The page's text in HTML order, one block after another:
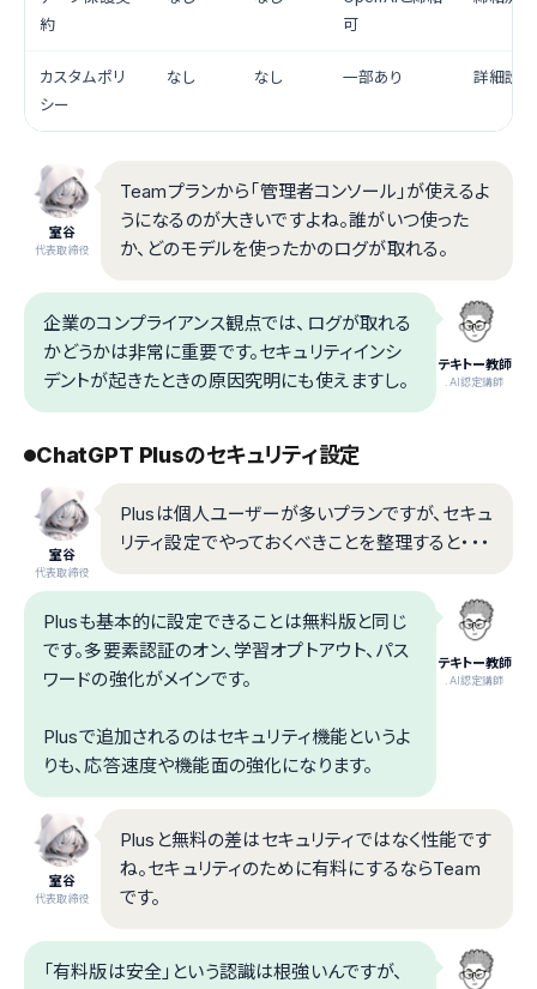
約
可
カスタムポリ
シー
なし なし 一部あり 詳細設
室谷
代表取締役
Teamプランから「管理者コンソール」が使えるよ
うになるのが大きいですよね。誰がいつ使った
か、どのモデルを使ったかのログが取れる。
テキトー教師
.AI認定講師
企業のコンプライアンス観点では、ログが取れる
かどうかは非常に重要です。セキュリティインシ
デントが起きたときの原因究明にも使えますし。
ChatGPT Plusのセキュリティ設定
室谷
代表取締役
Plusは個人ユーザーが多いプランですが、セキュ
リティ設定でやっておくべきことを整理すると・・・
テキトー教師
.AI認定講師
Plusも基本的に設定できることは無料版と同じ
です。多要素認証のオン、学習オプトアウト、パス
ワードの強化がメインです。
Plusで追加されるのはセキュリティ機能というよ
りも、応答速度や機能面の強化になります。
室谷
代表取締役
Plusと無料の差はセキュリティではなく性能です
ね。セキュリティのために有料にするならTeam
です。
「有料版は安全」という認識は根強いんですが、